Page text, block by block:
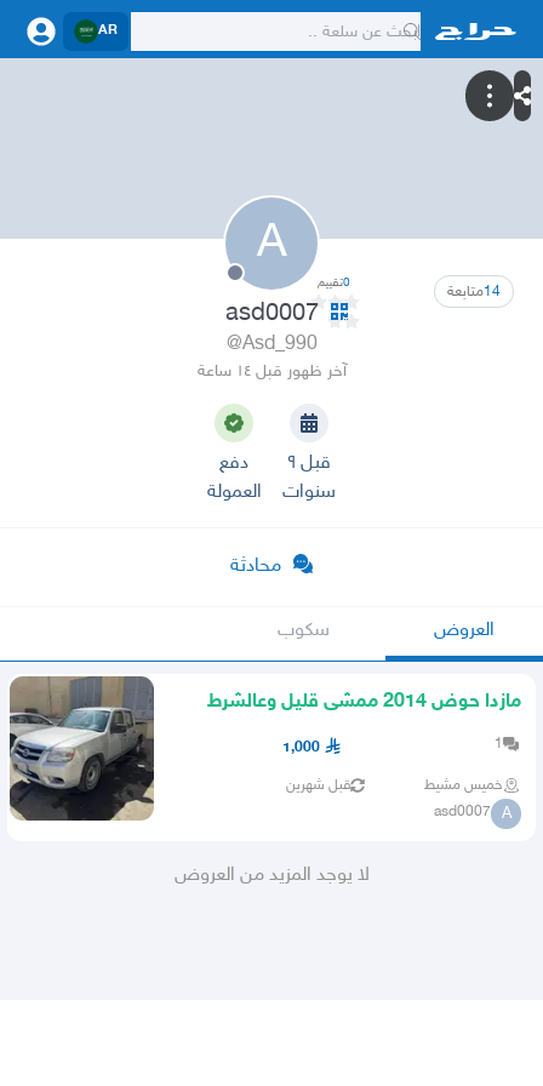
AR
A
14متابعة 0تقييم
asd0007
@Asd_990
آخر ظهور قبل ١٤ ساعة
قبل ٩
سنوات
دفع
العمولة
محادثة
العروض سكوب
مازدا حوض 2014 ممشى قليل وعالشرط
1
1,000
خميس مشيط قبل شهرين
A
asd0007
لا يوجد المزيد من العروض